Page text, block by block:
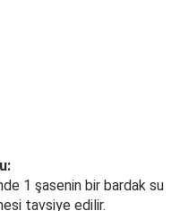
1 şasenin bir bardak su
tavsiye edilir.